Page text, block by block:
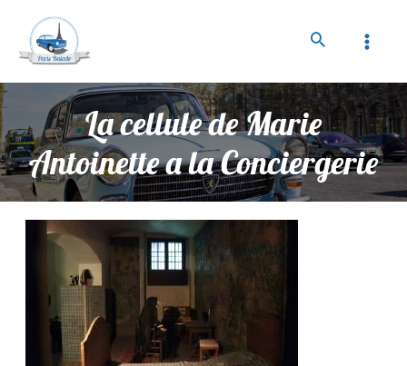
La cellule de Marie
Antoinette a la Conciergerie